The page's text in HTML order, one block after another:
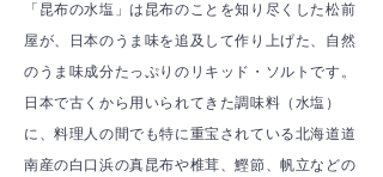
「昆布の水塩」は昆布のことを知り尽くした松前
屋が、日本のうま味を追及して作り上げた、自然
のうま味成分たっぷりのリキッド・ソルトです。
日本で古くから用いられてきた調味料（水塩）
に、料理人の間でも特に重宝されている北海道道
南産の白口浜の真昆布や椎茸、鰹節、帆立などの